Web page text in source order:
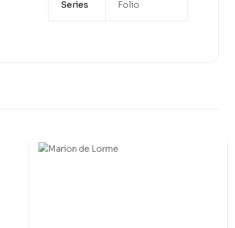
Series Folio